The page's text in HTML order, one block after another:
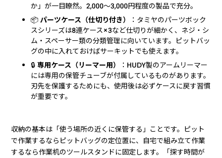
か」が一目瞭然。2,000〜3,000円程度の製品で充分。
📦パーツケース（仕切り付き）
：タミヤのパーツボック
スシリーズは8連ケース×3など仕切りが細かく、ネジ・シ
ム・スペーサー類の分類管理に向いています。ピットバッ
グの中に入れておけばサーキットでも使えます。
🔒専用ケース（リーマー用）
：HUDY製のアームリーマー
には専用の保管チューブが付属しているものがあります。
刃先を保護するためにも、使用後は必ずケースに戻す習慣
が重要です。
収納の基本は「使う場所の近くに保管する」ことです。ピット
で作業するならピットバッグの定位置に、自宅で組み立て作業
するなら作業机のツールスタンドに固定します。「探す時間が